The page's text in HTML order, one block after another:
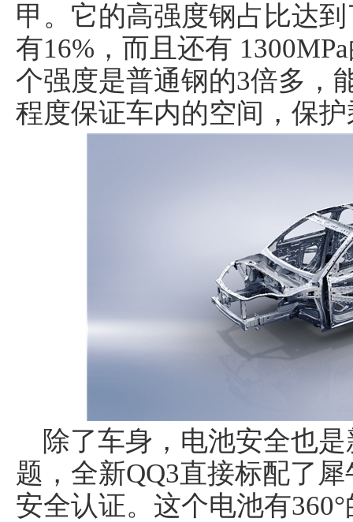
甲。它的高强度钢占比达
有16%，而且还有
个强度是普通钢的3倍多，
程度保证车内的空间，保
除了车身，电池安全也
题，全新QQ3直接标配了
安全认证。这个电池有